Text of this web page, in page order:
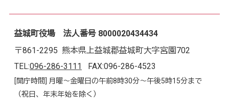
益城町役場 法人番号 8000020434434
〒861-2295 熊本県上益城郡益城町大字宮園702
TEL:096-286-3111 FAX:096-286-4523
[開庁時間] 月曜～金曜日の午前8時30分～午後5時15分まで
（祝日、年末年始を除く）